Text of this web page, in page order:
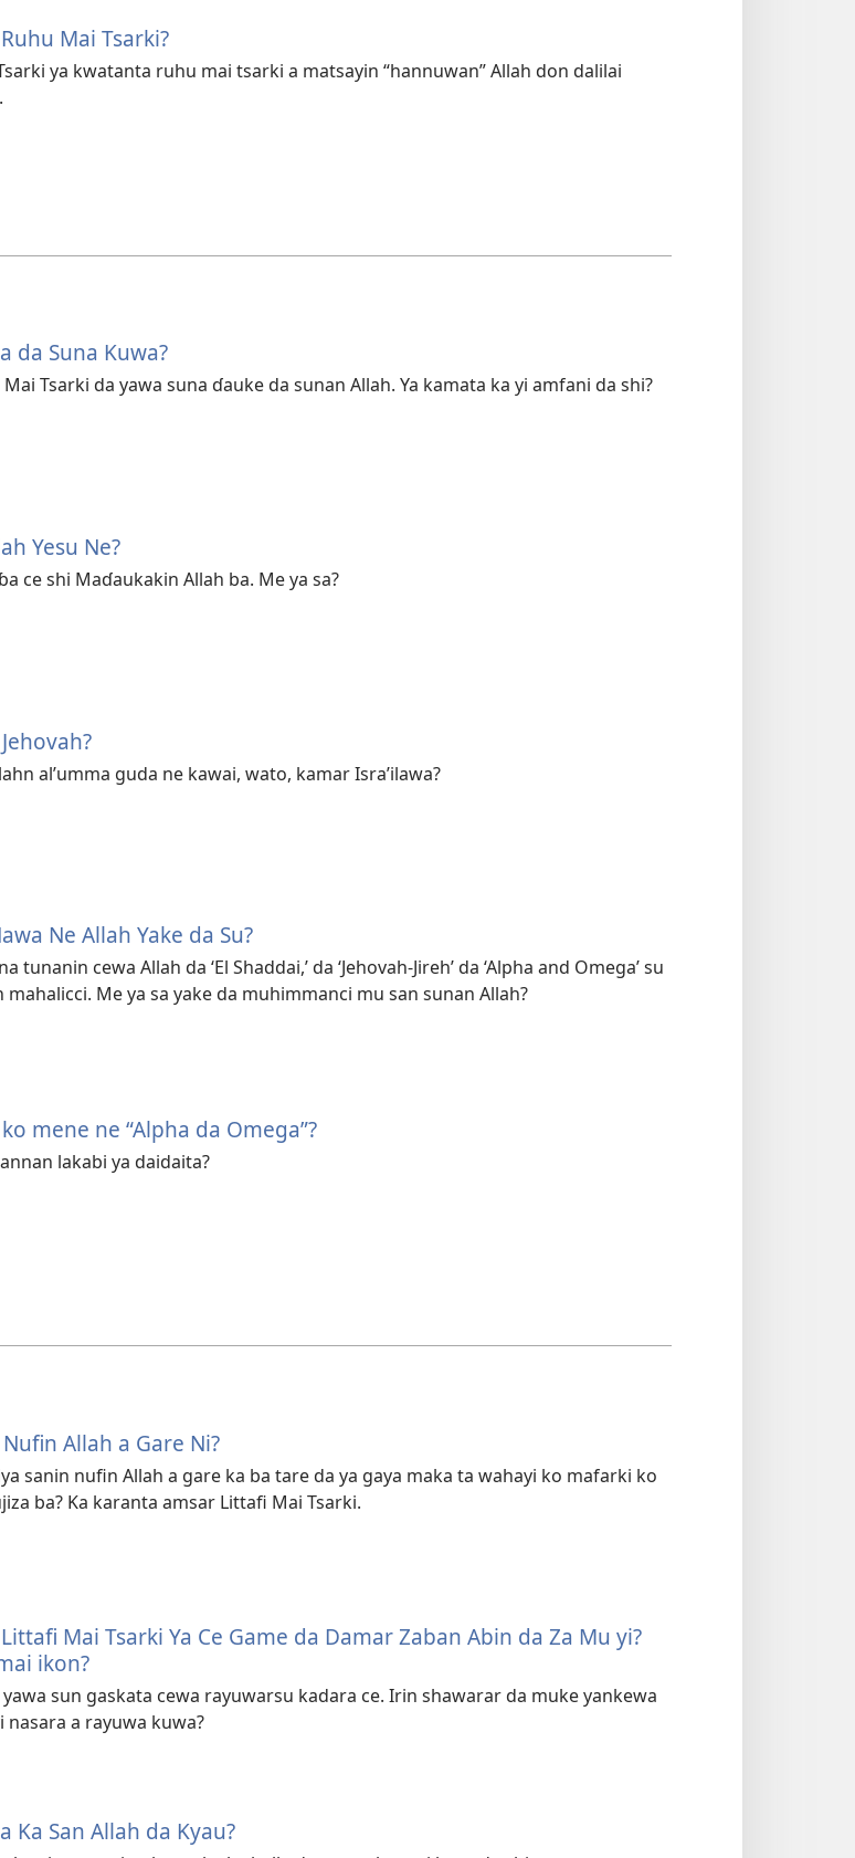
Mai Tsarki?
ya kwatanta ruhu mai tsarki a matsayin “hannuwan” Allah don dalilai
da Suna Kuwa?
Tsarki da yawa suna ɗauke da sunan Allah. Ya kamata ka yi amfani da shi?
Yesu Ne?
ce shi Maɗaukakin Allah ba. Me ya sa?
al’umma guda ne kawai, wato, kamar Isra’ilawa?
Ne Allah Yake da Su?
tunanin cewa Allah da ‘El Shaddai,’ da ‘Jehovah-Jireh’ da ‘Alpha and Omega’ su
mahalicci. Me ya sa yake da muhimmanci mu san sunan Allah?
mene ne “Alpha da Omega”?
lakabi ya daidaita?
Allah a Gare Ni?
sanin nufin Allah a gare ka ba tare da ya gaya maka ta wahayi ko mafarki ko
ba? Ka karanta amsar Littafi Mai Tsarki.
Mai Tsarki Ya Ce Game da Damar Zaban Abin da Za Mu yi?
ikon?
sun gaskata cewa rayuwarsu kadara ce. Irin shawarar da muke yankewa
nasara a rayuwa kuwa?
Ka San Allah da Kyau?